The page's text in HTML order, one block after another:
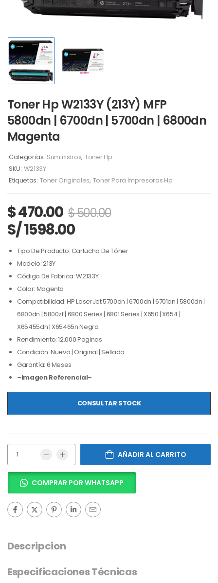
Toner Hp W2133Y (213Y) MFP
5800dn | 6700dn | 5700dn | 6800dn
Magenta
Categorías: Suministros, Toner Hp
SKU: W2133Y
Etiquetas: Toner Originales, Toner Para Impresoras Hp
$470.00 $500.00
S/ 1598.00
Tipo De Producto: Cartucho De Tóner
Modelo: 213Y
Código De Fabrica: W2133Y
Color: Magenta
Compatibilidad: HP LaserJet 5700dn | 6700dn | 6701dn | 5800dn |
6800dn | 5800zf | 6800 Series | 6801 Series | X650 | X654 |
X65455dn | X65465n Negro
Rendimiento: 12.000 Paginas
Condición: Nuevo | Original | Sellado
Garantía: 6 Meses
–Imagen Referencial–
CONSULTAR STOCK
AÑADIR AL CARRITO
COMPRAR POR WHATSAPP
Descripcion
Especificaciones Técnicas